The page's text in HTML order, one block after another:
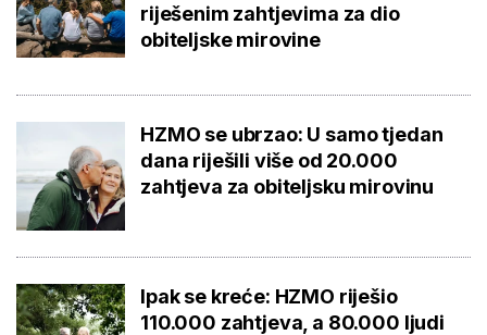
riješenim zahtjevima za dio
obiteljske mirovine
HZMO se ubrzao: U samo tjedan
dana riješili više od 20.000
zahtjeva za obiteljsku mirovinu
Ipak se kreće: HZMO riješio
110.000 zahtjeva, a 80.000 ljudi